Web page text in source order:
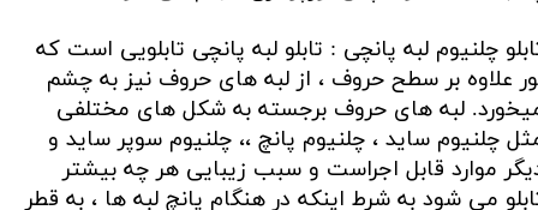
چلنیوم لبه پانچی : تابلو لبه پانچی تابلویی است که
علاوه بر سطح حروف ، از لبه های حروف نیز به چشم
لبه های حروف برجسته به شکل های مختلفی
چلنیوم ساید ، چلنیوم پانچ ،، چلنیوم سوپر ساید و
موارد قابل اجراست و سبب زیبایی هر چه بیشتر
می شود به شرط اینکه در هنگام پانچ لبه ها ، به قطر